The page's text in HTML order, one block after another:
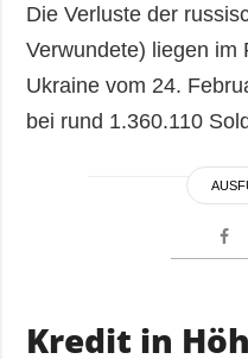
Die Verluste der
Verwundete) liegen im
Ukraine vom 24.
bei rund 1.360.110
Kredit in